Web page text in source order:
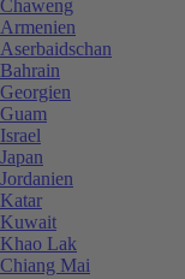
Chaweng
Armenien
Aserbaidschan
Bahrain
Georgien
Guam
Israel
Japan
Jordanien
Katar
Kuwait
Khao Lak
Chiang Mai